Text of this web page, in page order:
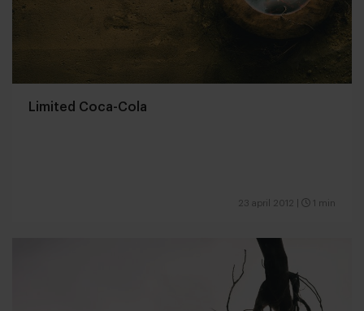
Limited Coca-Cola
23 april 2012 1 min